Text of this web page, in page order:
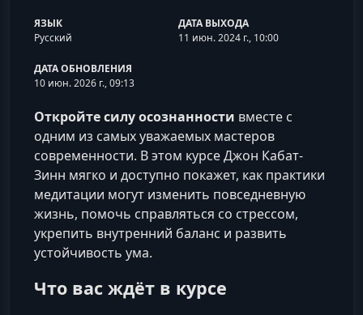
ЯЗЫК
Русский
ДАТА ВЫХОДА
11 июн. 2024 г., 10:00
ДАТА ОБНОВЛЕНИЯ
10 июн. 2026 г., 09:13
Откройте силу осознанности вместе с
одним из самых уважаемых мастеров
современности. В этом курсе Джон Кабат-
Зинн мягко и доступно покажет, как практики
медитации могут изменить повседневную
жизнь, помочь справляться со стрессом,
укрепить внутренний баланс и развить
устойчивость ума.
Что вас ждёт в курсе